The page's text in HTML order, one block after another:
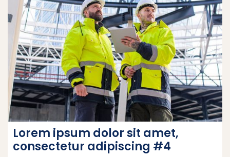
Lorem ipsum dolor sit amet,
consectetur adipiscing #4